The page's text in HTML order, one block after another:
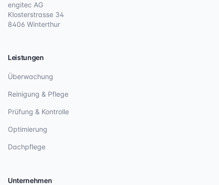
engitec AG
Klosterstrasse 34
8406 Winterthur
Leistungen
Überwachung
Reinigung & Pflege
Prüfung & Kontrolle
Optimierung
Dachpflege
Unternehmen